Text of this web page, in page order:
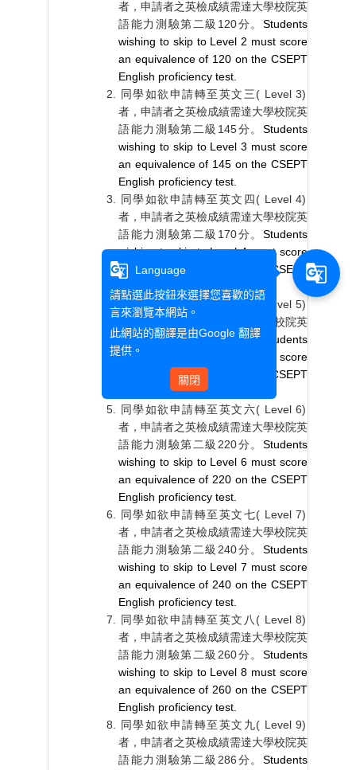
者，申請者之英檢成績需達大學校院英
語能力測驗第二級 120分。Students
wishing to skip to Level 2 must score
an equivalence of 120 on the CSEPT
English proficiency test.
同學如欲申請轉至英文三( Level 3)
者，申請者之英檢成績需達大學校院英
語能力測驗第二級 145分。Students
wishing to skip to Level 3 must score
an equivalence of 145 on the CSEPT
English proficiency test.
同學如欲申請轉至英文四( Level 4)
者，申請者之英檢成績需達大學校院英
語能力測驗第二級 170分。Students
wishing to skip to Level 4 must score
an equivalence of 170 on the CSEPT
English proficiency test.
同學如欲申請轉至英文五 ( Level 5)
者，申請者之英檢成績需達大學校院英
語能力測驗第二級201 分。
Students
wishing to skip to Level 5 must score
an equivalence of 201 on the CSEPT
English proficiency test.
同學如欲申請轉至英文六( Level 6)
者，申請者之英檢成績需達大學校院英
語能力測驗第二級 220分。Students
wishing to skip to Level 6 must score
an equivalence of 220 on the CSEPT
English proficiency test.
同學如欲申請轉至英文七( Level 7)
者，申請者之英檢成績需達大學校院英
語能力測驗第二級 240分。Students
wishing to skip to Level 7 must score
an equivalence of 240 on the CSEPT
English proficiency test.
同學如欲申請轉至英文八 ( Level 8)
者，申請者之英檢成績需達大學校院英
語能力測驗第二級 260分。Students
wishing to skip to Level 8 must score
an equivalence of 260 on the CSEPT
English proficiency test.
同學如欲申請轉至英文九( Level 9)
者，申請者之英檢成績需達大學校院英
語能力測驗第二級 286分。Students
g_translate
Language
請點選此按鈕來選擇您喜歡的語
言來瀏覽本網站。
此網站的翻譯是由Google 翻譯
提供。
關閉
g_translate